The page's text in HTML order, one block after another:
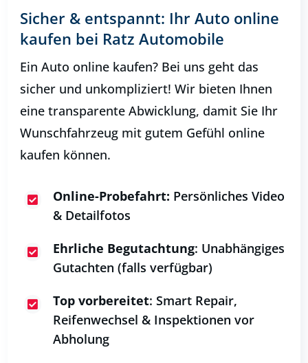
Sicher & entspannt: Ihr Auto online
kaufen bei Ratz Automobile
Ein Auto online kaufen? Bei uns geht das
sicher und unkompliziert! Wir bieten Ihnen
eine transparente Abwicklung, damit Sie Ihr
Wunschfahrzeug mit gutem Gefühl online
kaufen können.
 Online-Probefahrt: Persönliches Video
& Detailfotos
 Ehrliche Begutachtung: Unabhängiges
Gutachten (falls verfügbar)
 Top vorbereitet: Smart Repair,
Reifenwechsel & Inspektionen vor
Abholung